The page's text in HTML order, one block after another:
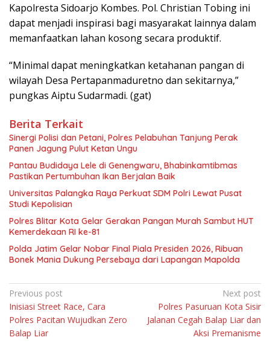
Kapolresta Sidoarjo Kombes. Pol. Christian Tobing ini
dapat menjadi inspirasi bagi masyarakat lainnya dalam
memanfaatkan lahan kosong secara produktif.
“Minimal dapat meningkatkan ketahanan pangan di
wilayah Desa Pertapanmaduretno dan sekitarnya,”
pungkas Aiptu Sudarmadi. (gat)
Berita Terkait
Sinergi Polisi dan Petani, Polres Pelabuhan Tanjung Perak
Panen Jagung Pulut Ketan Ungu
Pantau Budidaya Lele di Genengwaru, Bhabinkamtibmas
Pastikan Pertumbuhan Ikan Berjalan Baik
Universitas Palangka Raya Perkuat SDM Polri Lewat Pusat
Studi Kepolisian
Polres Blitar Kota Gelar Gerakan Pangan Murah Sambut HUT
Kemerdekaan RI ke-81
Polda Jatim Gelar Nobar Final Piala Presiden 2026, Ribuan
Bonek Mania Dukung Persebaya dari Lapangan Mapolda
Navigasi
pos
Previous post
Inisiasi Street Race, Cara
Polres Pacitan Wujudkan Zero
Balap Liar
Next post
Polres Pasuruan Kota Sisir
Jalanan Cegah Balap Liar dan
Aksi Premanisme